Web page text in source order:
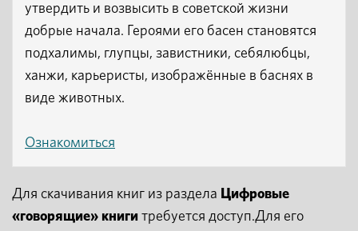
утвердить и возвысить в советской жизни
добрые начала. Героями его басен становятся
подхалимы, глупцы, завистники, себялюбцы,
ханжи, карьеристы, изображённые в баснях в
виде животных.
Ознакомиться
Для скачивания книг из раздела Цифровые
«говорящие» книги требуется доступ.Для его